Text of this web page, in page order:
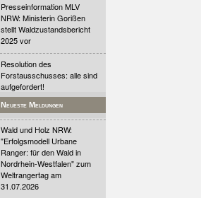
Presseinformation MLV
NRW: Ministerin Gorißen
stellt Waldzustandsbericht
2025 vor
Resolution des
Forstausschusses: alle sind
aufgefordert!
Neueste Meldungen
Wald und Holz NRW:
"Erfolgsmodell Urbane
Ranger: für den Wald in
Nordrhein-Westfalen" zum
Weltrangertag am
31.07.2026